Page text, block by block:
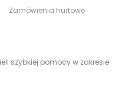
Zamówienia hurtowe
szybkiej pomocy w zakresie